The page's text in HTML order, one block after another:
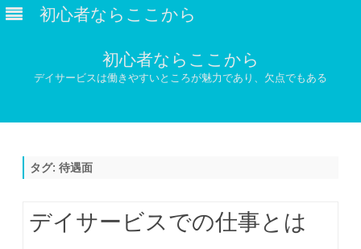
初心者ならここから
初心者ならここから
デイサービスは働きやすいところが魅力であり、欠点でもある
タグ: 待遇面
デイサービスでの仕事とは